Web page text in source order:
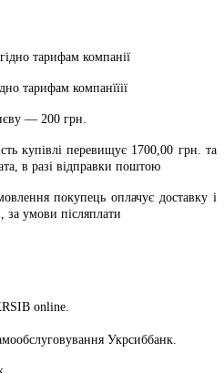
тарифам компанії
тарифам компанїїії
— 200 грн.
купівлі перевищує 1700,00 грн. та
в разі відправки поштою
покупець оплачує доставку і
за умови післяплати
online
Укрсиббанк.